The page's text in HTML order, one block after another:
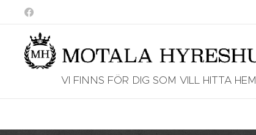
VI FINNS FÖR DIG SOM VILL HITTA HEM